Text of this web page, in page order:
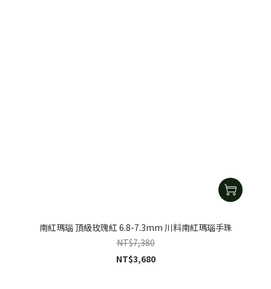
南紅瑪瑙 頂級玫瑰紅 6.8-7.3mm 川料南紅瑪瑙手珠
NT$7,380
NT$3,680